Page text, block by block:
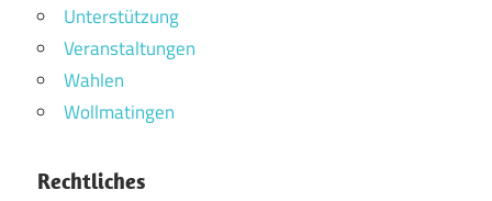
Unterstützung
Veranstaltungen
Wahlen
Wollmatingen
Rechtliches